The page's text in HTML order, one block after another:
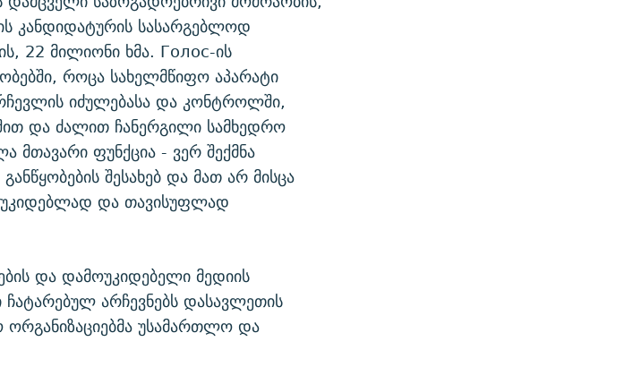
კანდიდატურის სასარგებლოდ
22 მილიონი ხმა. Голос-ის
როცა სახელმწიფო აპარატი
იძულებასა და კონტროლში,
და ძალით ჩანერგილი სამხედრო
მთავარი ფუნქცია - ვერ შექმნა
შესახებ და მათ არ მისცა
და თავისუფლად
და დამოუკიდებელი მედიის
ჩატარებულ არჩევნებს დასავლეთის
უსამართლო და